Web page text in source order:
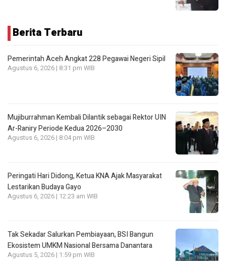
Berita Terbaru
Pemerintah Aceh Angkat 228 Pegawai Negeri Sipil
Agustus 6, 2026 | 8:31 pm WIB
Mujiburrahman Kembali Dilantik sebagai Rektor UIN
Ar-Raniry Periode Kedua 2026–2030
Agustus 6, 2026 | 8:04 pm WIB
Peringati Hari Didong, Ketua KNA Ajak Masyarakat
Lestarikan Budaya Gayo
Agustus 6, 2026 | 12:23 am WIB
Tak Sekadar Salurkan Pembiayaan, BSI Bangun
Ekosistem UMKM Nasional Bersama Danantara
Agustus 5, 2026 | 1:59 pm WIB